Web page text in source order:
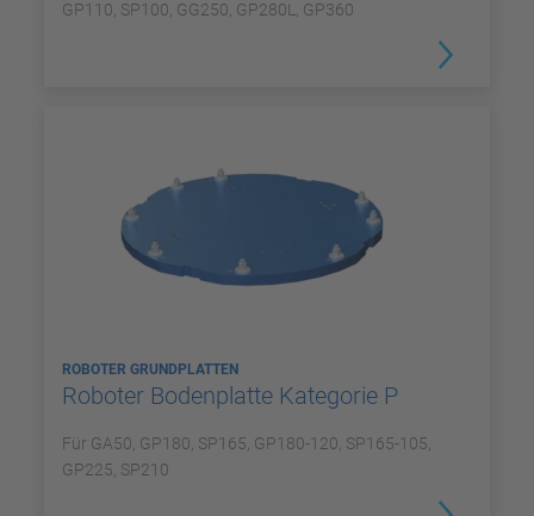
GP110, SP100, GG250, GP280L, GP360
ROBOTER GRUNDPLATTEN
Roboter Bodenplatte Kategorie P
Für GA50, GP180, SP165, GP180-120, SP165-105,
GP225, SP210